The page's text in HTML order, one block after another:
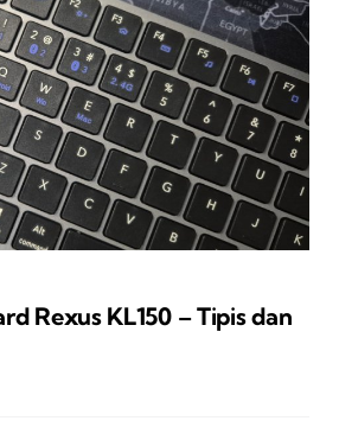
Rexus KL150 – Tipis dan